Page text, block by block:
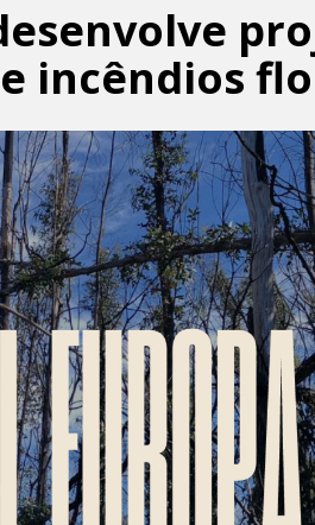
incêndios